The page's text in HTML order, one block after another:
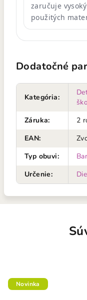
zaručuje
použitých
Dodatočné
Kategória:
Záruka:
2
EAN:
Typ obuvi:
Určenie:
Novinka